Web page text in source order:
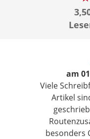
am
Viele
Artikel
besonders